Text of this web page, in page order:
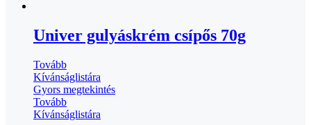
Univer gulyáskrém csípős 70g
Tovább
Kívánságlistára
Gyors megtekintés
Tovább
Kívánságlistára